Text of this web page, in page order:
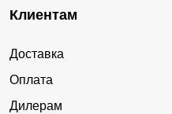
Клиентам
Доставка
Оплата
Дилерам